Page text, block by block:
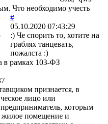
Что необходимо учесть
#
05.10.2020 07:43:29
:) Че спорить то, хотите на
граблях танцевать,
пожалста :)
в рамках 103-ФЗ
признается, в
лицо или
которым
жилое помещение и